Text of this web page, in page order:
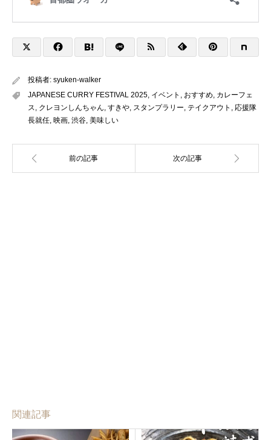
投稿者: syuken-walker
JAPANESE CURRY FESTIVAL 2025 イベント おすすめ カレーフェ
ス
クレヨンしんちゃん すきや スタンプラリー テイクアウト
応援隊
長就任 映画 渋谷 美味しい
関連記事